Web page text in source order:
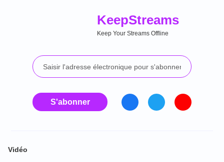
KeepStreams
Keep Your Streams Offline
S'abonner
Vidéo